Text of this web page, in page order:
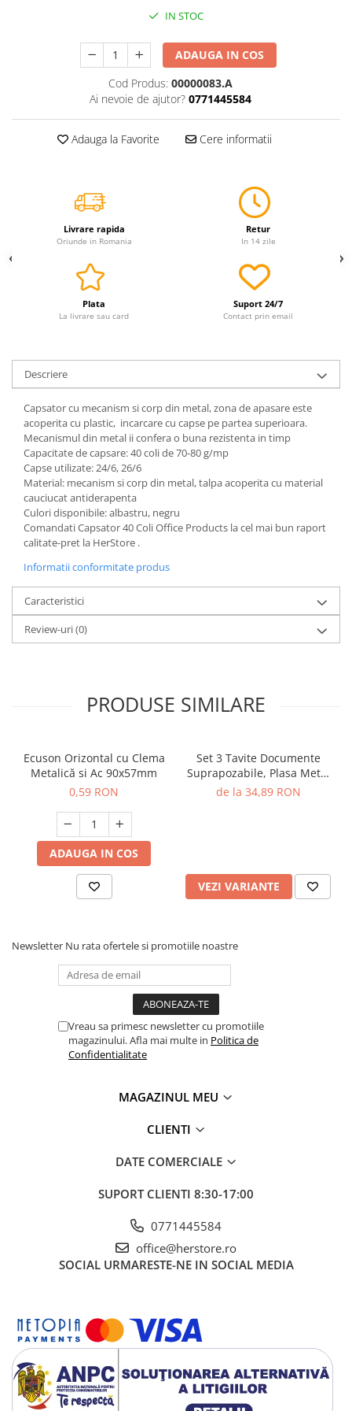
IN STOC
ADAUGA IN COS
Cod Produs: 00000083.A
Ai nevoie de ajutor? 0771445584
Adauga la Favorite Cere informatii
Livrare rapida
Oriunde in Romania
Retur
In 14 zile
Plata
La livrare sau card
Suport 24/7
Contact prin email
Descriere
Capsator cu mecanism si corp din metal, zona de apasare este
acoperita cu plastic, incarcare cu capse pe partea superioara.
Mecanismul din metal ii confera o buna rezistenta in timp
Capacitate de capsare: 40 coli de 70-80 g/mp
Capse utilizate: 24/6, 26/6
Material: mecanism si corp din metal, talpa acoperita cu material
cauciucat antiderapenta
Culori disponibile: albastru, negru
Comandati Capsator 40 Coli Office Products la cel mai bun raport
calitate-pret la HerStore .
Informatii conformitate produs
Caracteristici
Review-uri(0)
PRODUSE SIMILARE
Ecuson Orizontal cu Clema
Metalică si Ac 90x57mm
0,59 RON
ADAUGA IN COS
Set 3 Tavite Documente
Suprapozabile, Plasa Metal
Eher
de la 34,89 RON
VEZI VARIANTE
Newsletter Nu rata ofertele si promotiile noastre
Vreau sa primesc newsletter cu promotiile
magazinului. Afla mai multe in Politica de
Confidentialitate
MAGAZINUL MEU
CLIENTI
DATE COMERCIALE
SUPORT CLIENTI 8:30-17:00
0771445584
office@herstore.ro
SOCIAL URMARESTE-NE IN SOCIAL MEDIA